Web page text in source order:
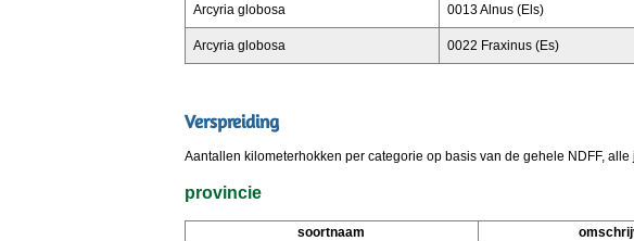
Arcyria globosa 0013 Alnus (Els)
Arcyria globosa 0022 Fraxinus (Es)
Verspreiding
Aantallen kilometerhokken per categorie op basis van de gehele NDFF,
provincie
soortnaam